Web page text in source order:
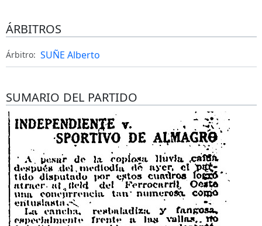
ÁRBITROS
Árbitro: SUÑE Alberto
SUMARIO DEL PARTIDO